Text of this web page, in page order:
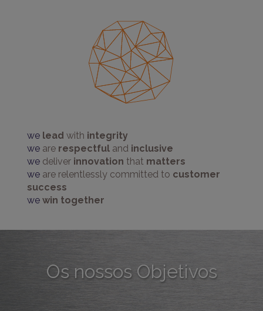
we lead with integrity
we are respectful and inclusive
we deliver innovation that matters
we are relentlessly committed to customer
success
we win together
Os nossos Objetivos